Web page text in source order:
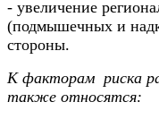
- увеличение
(подмышечных и
стороны.
К факторам риска
также относятся: